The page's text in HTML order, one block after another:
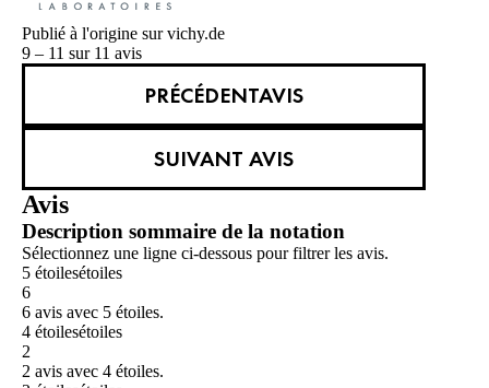
Publié à l'origine sur vichy.de
9 – 11 sur 11 avis
PRÉCÉDENTAVIS
SUIVANT AVIS
Avis
Description sommaire de la notation
Sélectionnez une ligne ci-dessous pour filtrer les avis.
5 étoilesétoiles
6
6 avis avec 5 étoiles.
4 étoilesétoiles
2
2 avis avec 4 étoiles.